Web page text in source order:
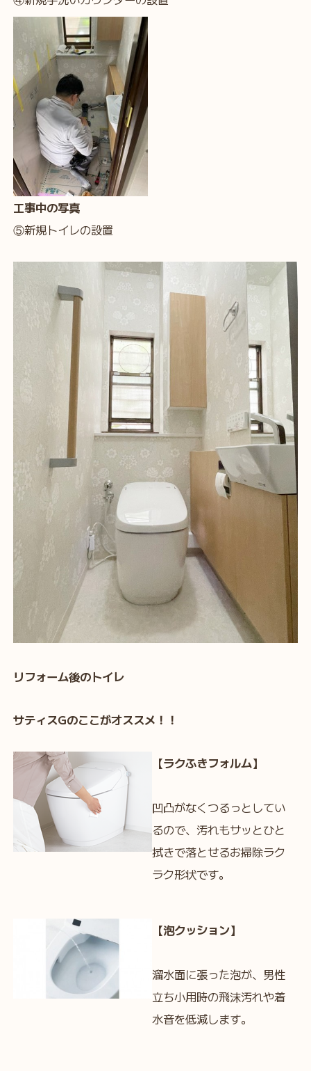
工事中の写真
⑤新規トイレの設置
リフォーム後のトイレ
サティスGのここがオススメ！！
【ラクふきフォルム】
凹凸がなくつるっとしてい
るので、汚れもサッとひと
拭きで落とせるお掃除ラク
ラク形状です。
【泡クッション】
溜水面に張った泡が、男性
立ち小用時の飛沫汚れや着
水音を低減します。